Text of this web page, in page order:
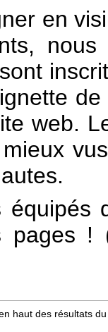
en
web.
équipés
pages !
haut des résultats